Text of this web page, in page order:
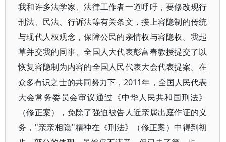
我和许多法学家、法律工作者一道呼吁，要修改现行
刑法、民法、行诉法等有关条文，接上容隐制的传统
与现代人权观念，保障公民的亲情权与容隐权。我起
草并交我的同事、全国人大代表彭富春教授提交了以
恢复容隐制为内容的全国人民代表大会代表提案。在
众多有识之士的共同努力下，2011年，全国人民代表
大会常务委员会审议通过《中华人民共和国刑法》
（修正案），免除了强迫被告人近亲属出庭作证的义
务，"亲亲相隐"精神在《刑法》（修正案）中得到初